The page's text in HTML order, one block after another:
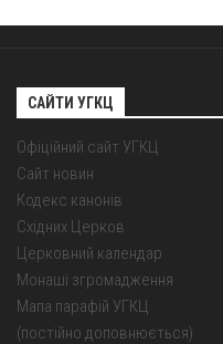
САЙТИ УГКЦ
Офіційний сайт УГКЦ
Сайт новин
Кодекс канонів
Східних Церков
Церковний календар
Монаші згромадження
Мапа парафій УГКЦ
(постійно доповнюється)